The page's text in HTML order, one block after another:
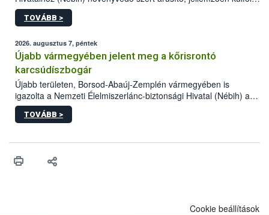
honlapok kapcsán érkező bejelentések. Emellett az ilyen
termékeket kínáló kéretlen online reklámok mennyisége is
összegyűjtötte az illegális növényvédő szerek kapcsán
előforduló árulkodó jeleket, valamint a webáruházakból való
vásárlás kockázatait.
TOVÁBB >
2026. augusztus 7, péntek
Újabb vármegyében jelent meg a kőrisrontó
karcsúdíszbogár
Újabb területen, Borsod-Abaúj-Zemplén vármegyében is
igazolta a Nemzeti Élelmiszerlánc-biztonsági Hivatal (Nébih) a
kőrisrontó karcsúdíszbogár (Agrilus planipennis) jelenlétét. A
kártevőt nem csak színcsapdában találták meg, de már fertőzött
az intenzív felderítést, emellett az intézkedéseket a szlovák
TOVÁBB >
Cookie beállítások